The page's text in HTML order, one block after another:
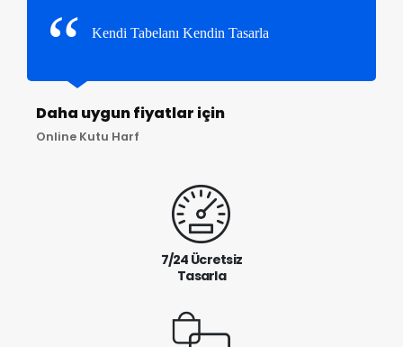
Kendi Tabelanı Kendin Tasarla
Daha uygun fiyatlar için
Online Kutu Harf
7/24 Ücretsiz
Tasarla